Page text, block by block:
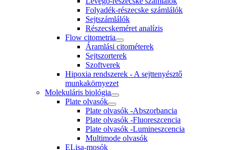
Folyadék-részecske számlálók
Sejtszámlálók
Részecskeméret analízis
Flow citometria
Áramlási citométerek
Sejtszorterek
Szoftverek
Hipoxia rendszerek - A sejttenyésztő
munkakörnyezet
Molekuláris biológia
Plate olvasók
Plate olvasók -Abszorbancia
Plate olvasók -Fluoreszcencia
Plate olvasók -Lumineszcencia
Multimode olvasók
ELisa-mosók